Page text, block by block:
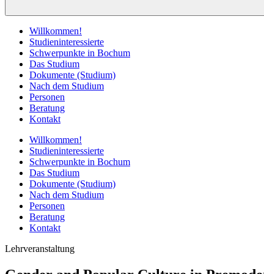
Willkommen!
Studieninteressierte
Schwerpunkte in Bochum
Das Studium
Dokumente (Studium)
Nach dem Studium
Personen
Beratung
Kontakt
Willkommen!
Studieninteressierte
Schwerpunkte in Bochum
Das Studium
Dokumente (Studium)
Nach dem Studium
Personen
Beratung
Kontakt
Lehrveranstaltung